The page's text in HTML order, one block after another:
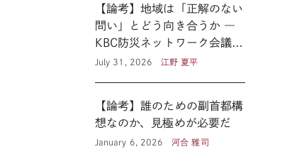
【論考】地域は「正解のない
問い」とどう向き合うか ―
KBC防災ネットワーク会議に
見る新たな公共性 ―
July 31, 2026 江野 夏平
【論考】誰のための副首都構
想なのか、見極めが必要だ
January 6, 2026 河合 雅司